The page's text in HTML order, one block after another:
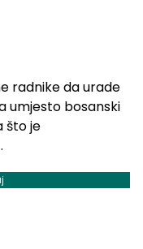
radnike da urade
umjesto bosanski
što je